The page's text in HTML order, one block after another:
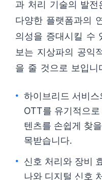
과 처리 기술의 발
다양한 플랫폼과의
의성을 증대시킬 수
보는 지상파의 공익
을 줄 것으로 보입니
하이브리드 서비
OTT를 유기적으
텐츠를 손쉽게 찾
목받습니다.
신호 처리와 장비
나와 디지털 신호